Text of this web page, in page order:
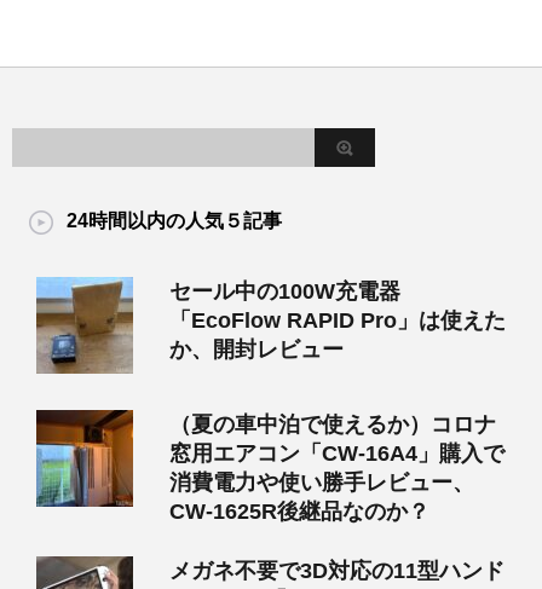
24時間以内の人気５記事
セール中の100W充電器
「EcoFlow RAPID Pro」は使えた
か、開封レビュー
（夏の車中泊で使えるか）コロナ
窓用エアコン「CW-16A4」購入で
消費電力や使い勝手レビュー、
CW-1625R後継品なのか？
メガネ不要で3D対応の11型ハンド